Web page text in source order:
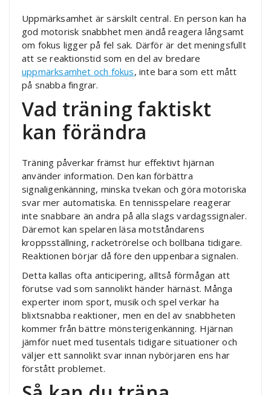
Uppmärksamhet är särskilt central. En person kan ha
god motorisk snabbhet men ändå reagera långsamt
om fokus ligger på fel sak. Därför är det meningsfullt
att se reaktionstid som en del av bredare
uppmärksamhet och fokus, inte bara som ett mått
på snabba fingrar.
Vad träning faktiskt
kan förändra
Träning påverkar främst hur effektivt hjärnan
använder information. Den kan förbättra
signaligenkänning, minska tvekan och göra motoriska
svar mer automatiska. En tennisspelare reagerar
inte snabbare än andra på alla slags vardagssignaler.
Däremot kan spelaren läsa motståndarens
kroppsställning, racketrörelse och bollbana tidigare.
Reaktionen börjar då före den uppenbara signalen.
Detta kallas ofta anticipering, alltså förmågan att
förutse vad som sannolikt händer härnäst. Många
experter inom sport, musik och spel verkar ha
blixtsnabba reaktioner, men en del av snabbheten
kommer från bättre mönsterigenkänning. Hjärnan
jämför nuet med tusentals tidigare situationer och
väljer ett sannolikt svar innan nybörjaren ens har
förstått problemet.